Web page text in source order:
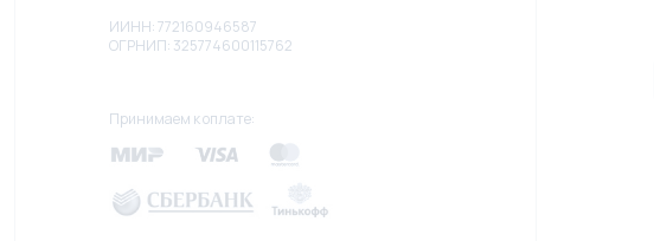
Принимаем к оплате:
ИИНН: 772160946587
ОГРНИП: 325774600115762